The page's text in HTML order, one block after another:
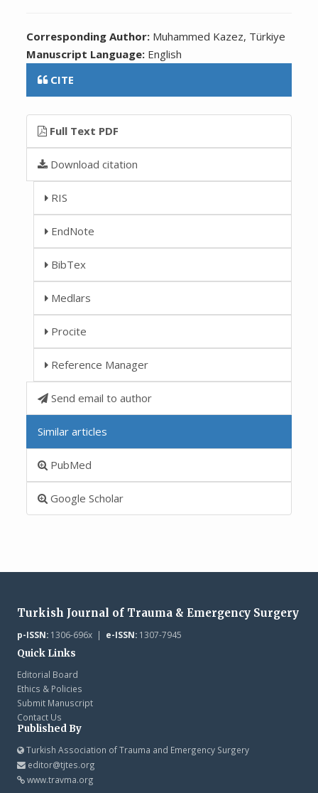
Corresponding Author: Muhammed Kazez, Türkiye
Manuscript Language: English
CITE
Full Text PDF
Download citation
RIS
EndNote
BibTex
Medlars
Procite
Reference Manager
Send email to author
Similar articles
PubMed
Google Scholar
Turkish Journal of Trauma & Emergency Surgery
p-ISSN:1306-696x | e-ISSN:1307-7945
Quick Links
Editorial Board
Ethics & Policies
Submit Manuscript
Contact Us
Published By
Turkish Association of Trauma and Emergency Surgery
editor@tjtes.org
www.travma.org